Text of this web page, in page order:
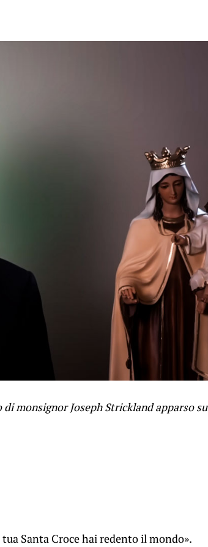
monsignor Joseph Strickland apparso su
Santa Croce hai redento il mondo».